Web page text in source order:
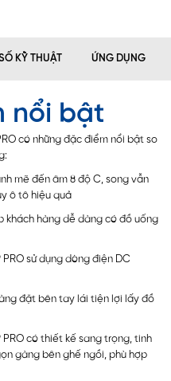
KỸ THUẬT ỨNG DỤNG
nổi bật
có những đặc điểm nổi bật so
mẽ đến âm 8 độ C, song vẫn
ô tô hiệu quả
khách hàng dễ dàng có đồ uống
sử dụng dòng điện DC
đặt bên tay lái tiện lợi lấy đồ
có thiết kế sang trọng, tinh
gàng bên ghế ngồi, phù hợp